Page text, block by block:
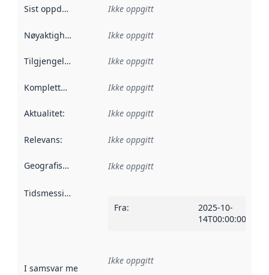
Sist oppdatert Ikke oppgitt
Nøyaktighet Ikke oppgitt
Tilgjengelighet Ikke oppgitt
Kompletthet Ikke oppgitt
Aktualitet: Ikke oppgitt
Relevans: Ikke oppgitt
Geografisk avgrensning :
Ikke oppgitt
Tidsmessig avgrensning
Fra:
2025-10-
14T00:00:00Z
I samsvar med Referanse til en implementasjonsregel
Ikke oppgitt